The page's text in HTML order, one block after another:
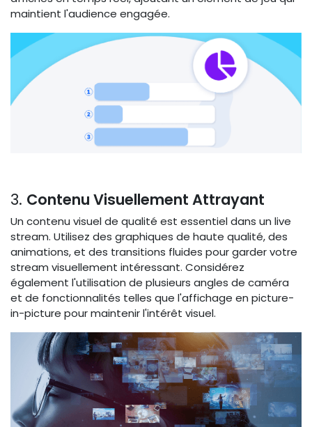
maintient l'audience engagée.
3. Contenu Visuellement Attrayant
Un contenu visuel de qualité est essentiel dans un live
stream. Utilisez des graphiques de haute qualité, des
animations, et des transitions fluides pour garder votre
stream visuellement intéressant. Considérez
également l'utilisation de plusieurs angles de caméra
et de fonctionnalités telles que l'affichage en picture-
in-picture pour maintenir l'intérêt visuel.